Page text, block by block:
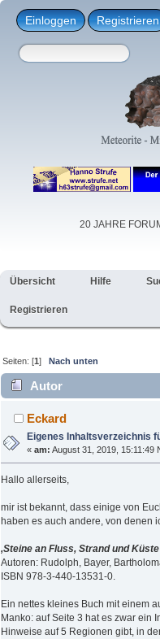
Einloggen Registrieren
20 JAHRE
Übersicht Hilfe
Registrieren
Seiten: [1]Nach unten
Autor
Inhaltsverzeichnis für ein
Eckard
Eigenes Inhaltsverzeichnis
«am: August 31, 2019, 15:11:49
Hallo allerseits,
mir ist bekannt, dass einige von
haben es auch andere, von denen
‚Steine an Fluss, Strand und
Autoren: Rudolph, Bayer,
ISBN 978-3-440-13531-0.
Ein nettes kleines Buch mit einem
Manko: auf Seite 3 hat es zwar ein
Hinweise auf 5 Regionen gibt, in